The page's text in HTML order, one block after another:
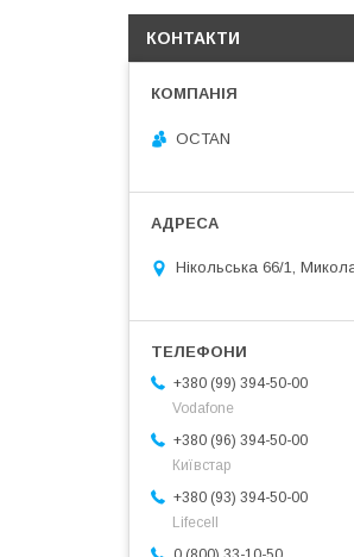
КОНТАКТИ
OCTAN
Нікольська 66/1,
+380 (99) 394-50-00
Vodafone
+380 (96) 394-50-00
Київстар
+380 (93) 394-50-00
Lifecell